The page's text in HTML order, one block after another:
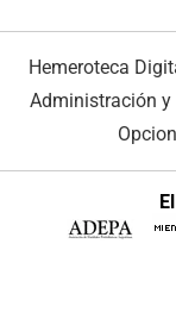
Hemeroteca
Administración y